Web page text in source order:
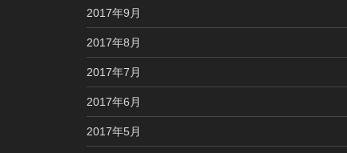
2017年9月
2017年8月
2017年7月
2017年6月
2017年5月